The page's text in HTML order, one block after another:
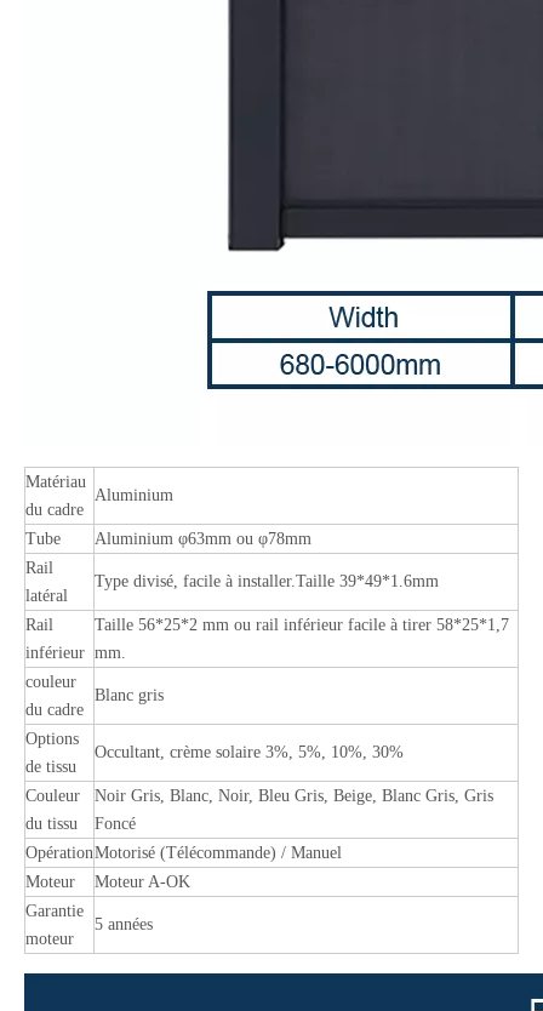
Matériau
du cadre
Aluminium
Tube
Aluminium φ63mm ou φ78mm
Rail
latéral
Type divisé, facile à installer.Taille 39*49*1.6mm
Rail
inférieur
Taille 56*25*2 mm ou rail inférieur facile à tirer 58*25*1,7
mm.
couleur
du cadre
Blanc gris
Options
de tissu
Occultant, crème solaire 3%, 5%, 10%, 30%
Couleur
du tissu
Noir Gris, Blanc, Noir, Bleu Gris, Beige, Blanc Gris, Gris
Foncé
OpérationMotorisé (Télécommande) / Manuel
Moteur
Moteur A-OK
Garantie
moteur
5 années